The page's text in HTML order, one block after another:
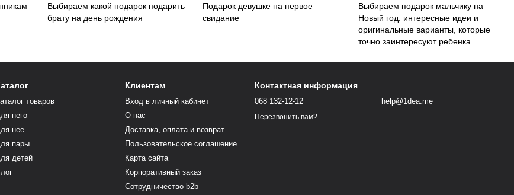
Выбираем какой подарок подарить
брату на день рождения
Подарок девушке на первое
свидание
Выбираем подарок мальчику на
Новый год: интересные идеи и
оригинальные варианты, которые
точно заинтересуют ребенка
товаров
него
нее
пары
детей
Клиентам
Вход в личный кабинет
О нас
Доставка, оплата и возврат
Пользовательское соглашение
Карта сайта
Корпоративный заказ
Сотрудничество b2b
Контактная информация
068 132-12-12
Перезвонить вам?
help@1dea.me